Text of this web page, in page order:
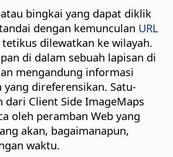
bingkai yang dapat diklik
dengan kemunculan URL
dilewatkan ke wilayah.
di dalam sebuah lapisan di
mengandung informasi
direferensikan. Satu-
dari Client Side ImageMaps
oleh peramban Web yang
akan, bagaimanapun,
waktu.